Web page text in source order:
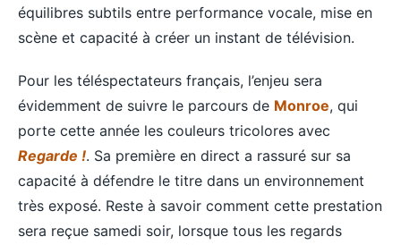
équilibres subtils entre performance vocale, mise en
scène et capacité à créer un instant de télévision.
Pour les téléspectateurs français, l’enjeu sera
évidemment de suivre le parcours de Monroe, qui
porte cette année les couleurs tricolores avec
Regarde !. Sa première en direct a rassuré sur sa
capacité à défendre le titre dans un environnement
très exposé. Reste à savoir comment cette prestation
sera reçue samedi soir, lorsque tous les regards